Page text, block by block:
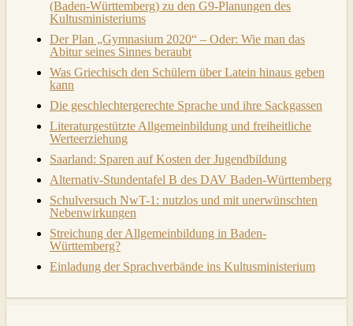
(Baden-Württemberg) zu den G9-Planungen des
Kultusministeriums
Der Plan „Gymnasium 2020“ – Oder: Wie man das
Abitur seines Sinnes beraubt
Was Griechisch den Schülern über Latein hinaus geben
kann
Die geschlechtergerechte Sprache und ihre Sackgassen
Literaturgestützte Allgemeinbildung und freiheitliche
Werteerziehung
Saarland: Sparen auf Kosten der Jugendbildung
Alternativ-Stundentafel B des DAV Baden-Württemberg
Schulversuch NwT-1: nutzlos und mit unerwünschten
Nebenwirkungen
Streichung der Allgemeinbildung in Baden-
Württemberg?
Einladung der Sprachverbände ins Kultusministerium